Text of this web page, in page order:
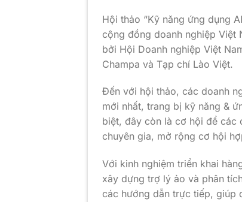
Hội thảo “Kỹ năng ứng dụng
cộng đồng doanh nghiệp Việt
bởi Hội Doanh nghiệp Việt
Champa và Tạp chí Lào Việt.
Đến với hội thảo, các doanh
mới nhất, trang bị kỹ năng &
biệt, đây còn là cơ hội để các
chuyên gia, mở rộng cơ hội
Với kinh nghiệm triển khai
xây dựng trợ lý ảo và phân
các hướng dẫn trực tiếp, giúp